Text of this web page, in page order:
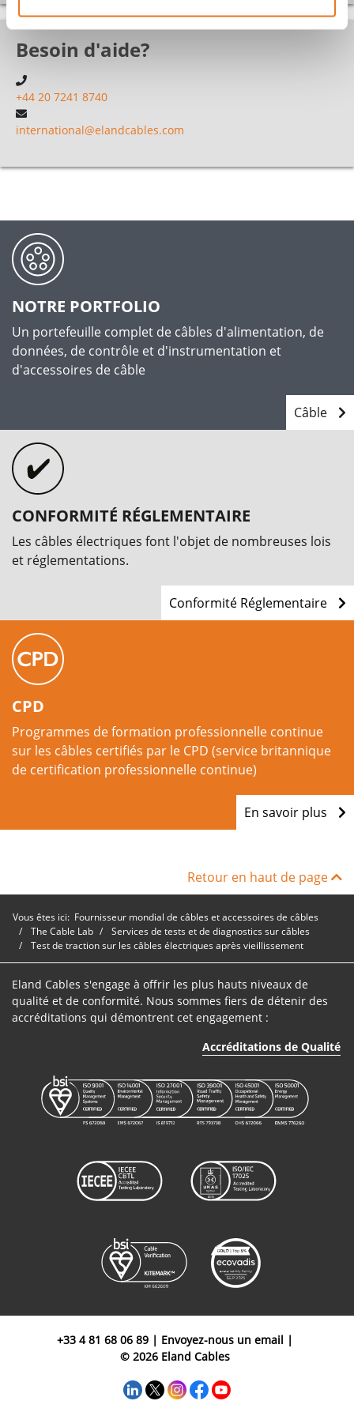
Besoin d'aide?
+44 20 7241 8740
international@elandcables.com
NOTRE PORTFOLIO
Un portefeuille complet de câbles d'alimentation, de
données, de contrôle et d'instrumentation et
d'accessoires de câble
Câble
CONFORMITÉ RÉGLEMENTAIRE
Les câbles électriques font l'objet de nombreuses lois
et réglementations.
Conformité Réglementaire
CPD
Programmes de formation professionnelle continue
sur les câbles certifiés par le CPD (service britannique
de certification professionnelle continue)
En savoir plus
Retour en haut de page
Vous êtes ici: Fournisseur mondial de câbles et accessoires de câbles
The Cable Lab
Services de tests et de diagnostics sur câbles
Test de traction sur les câbles électriques après vieillissement
Eland Cables s'engage à offrir les plus hauts niveaux de
qualité et de conformité. Nous sommes fiers de détenir des
accréditations qui démontrent cet engagement :
Accréditations de Qualité
+33 4 81 68 06 89 | Envoyez-nous un email |
© 2026 Eland Cables